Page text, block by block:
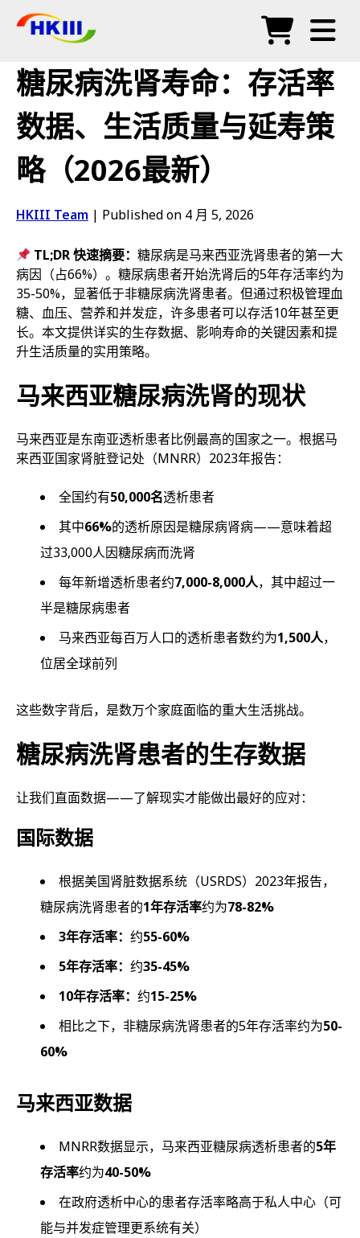
常见问题
博客
授权代理
商店
糖尿病洗肾寿命：存活率
数据、生活质量与延寿策
略（2026最新）
HKIII Team | Published on 4 月 5, 2026
TL;DR 快速摘要：糖尿病是马来西亚洗肾患者的第一大
病因（占66%）。糖尿病患者开始洗肾后的5年存活率约为
35-50%，显著低于非糖尿病洗肾患者。但通过积极管理血
糖、血压、营养和并发症，许多患者可以存活10年甚至更
长。本文提供详实的生存数据、影响寿命的关键因素和提
升生活质量的实用策略。
马来西亚糖尿病洗肾的现状
马来西亚是东南亚透析患者比例最高的国家之一。根据马
来西亚国家肾脏登记处（MNRR）2023年报告：
全国约有50,000名透析患者
其中66%的透析原因是糖尿病肾病——意味着超
过33,000人因糖尿病而洗肾
每年新增透析患者约7,000-8,000人，其中超过一
半是糖尿病患者
马来西亚每百万人口的透析患者数约为1,500人，
位居全球前列
这些数字背后，是数万个家庭面临的重大生活挑战。
糖尿病洗肾患者的生存数据
让我们直面数据——了解现实才能做出最好的应对：
国际数据
根据美国肾脏数据系统（USRDS）2023年报告，
糖尿病洗肾患者的1年存活率约为78-82%
3年存活率： 约55-60%
5年存活率： 约35-45%
10年存活率： 约15-25%
相比之下，非糖尿病洗肾患者的5年存活率约为50-
60%
马来西亚数据
MNRR数据显示，马来西亚糖尿病透析患者的5年
存活率约为40-50%
在政府透析中心的患者存活率略高于私人中心（可
能与并发症管理更系统有关）